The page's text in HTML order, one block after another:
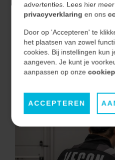
Snel schakelen en
doelgericht, komen snel
stappen richting een
advertenties. Lees hier
privacyverklaring en ons
Door op 'Accepteren' te
het plaatsen van zowel
cookies. Bij instellingen kun
aangeven. Je kunt je
aanpassen op onze
ACCEPTEREN